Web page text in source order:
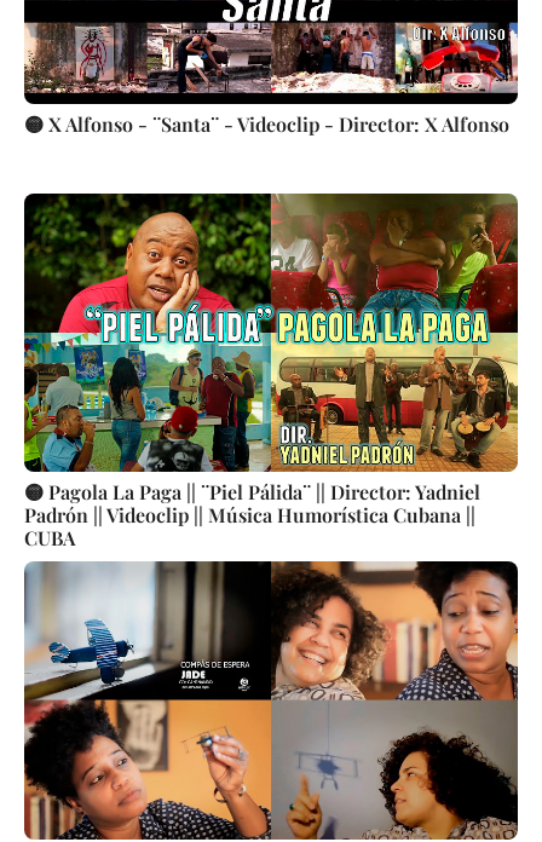
🟡 X Alfonso - ¨Santa¨ - Videoclip - Director: X Alfonso
🟡 Pagola La Paga || ¨Piel Pálida¨ || Director: Yadniel
Padrón || Videoclip || Música Humorística Cubana ||
CUBA